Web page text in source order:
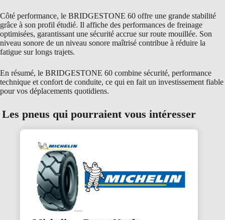
Côté performance, le BRIDGESTONE 60 offre une grande stabilité
grâce à son profil étudié. Il affiche des performances de freinage
optimisées, garantissant une sécurité accrue sur route mouillée. Son
niveau sonore de un niveau sonore maîtrisé contribue à réduire la
fatigue sur longs trajets.
En résumé, le BRIDGESTONE 60 combine sécurité, performance
technique et confort de conduite, ce qui en fait un investissement fiable
pour vos déplacements quotidiens.
Les pneus qui pourraient vous intéresser